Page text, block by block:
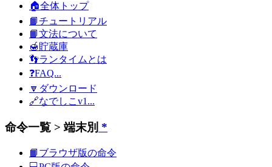
🏠全体トップ
📙チュートリアル
📙文法について
🍯貯蔵庫
👣ランタイムとは
❓FAQ...
🔽ダウンロード
🔗なでしこv1...
命令一覧 > 端末別 *
📙ブラウザ版の命令